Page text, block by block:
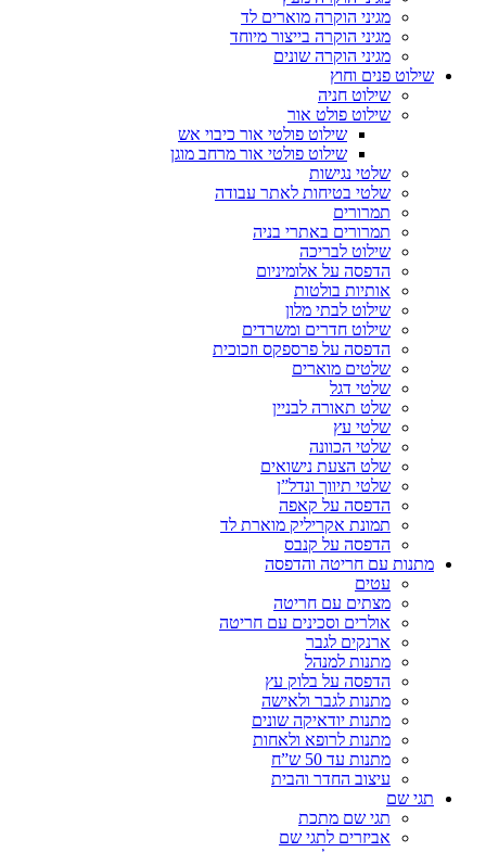
מגיני הוקרה מוארים לד
מגיני הוקרה בייצור מיוחד
מגיני הוקרה שונים
שילוט פנים וחוץ
שילוט חניה
שילוט פולט אור
שילוט פולטי אור כיבוי אש
שילוט פולטי אור מרחב מוגן
שלטי נגישות
שלטי בטיחות לאתר עבודה
תמרורים
תמרורים באתרי בניה
שילוט לבריכה
הדפסה על אלומיניום
אותיות בולטות
שילוט לבתי מלון
שילוט חדרים ומשרדים
הדפסה על פרספקס וזכוכית
שלטים מוארים
שלטי דגל
שלט תאורה לבניין
שלטי עץ
שלטי הכוונה
שלט הצעת נישואים
שלטי תיווך ונדל”ן
הדפסה על קאפה
תמונת אקריליק מוארת לד
הדפסה על קנבס
מתנות עם חריטה והדפסה
עטים
מצתים עם חריטה
אולרים וסכינים עם חריטה
ארנקים לגבר
מתנות למנהל
הדפסה על בלוק עץ
מתנות לגבר ולאישה
מתנות יודאיקה שונים
מתנות לרופא ולאחות
מתנות עד 50 ש”ח
עיצוב החדר והבית
תגי שם
תגי שם מתכת
אביזרים לתגי שם